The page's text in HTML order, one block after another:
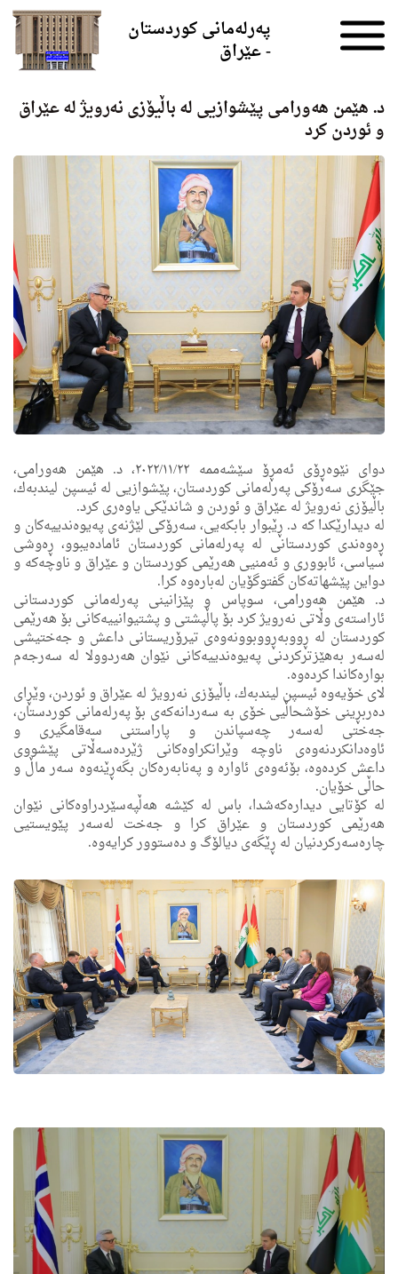
پەرلەمانی کوردستان
- عێراق
د. هێمن هه‌ورامی پێشوازیی له‌ باڵیۆزی نه‌رویژ له‌ عێراق
و ئوردن كرد
دوای نێوه‌ڕۆی ئه‌مڕۆ سێشه‌ممه‌ ٢٠٢٢/١١/٢٢، د. هێمن هه‌ورامی،
جێگری سه‌رۆكی په‌رله‌مانی كوردستان، پێشوازیی له‌ ئیسپن لیندبه‌ك،
باڵیۆزی نه‌رویژ له‌ عێراق و ئوردن و شاندێكی یاوه‌رى كرد.
له‌ دیدارێكدا كه‌ د. ڕێبوار بابكه‌یی، سه‌رۆكی لێژنه‌ی په‌یوه‌ندییه‌كان و
ڕه‌وه‌ندی كوردستانی له‌ په‌رله‌مانی كوردستان ئاماده‌یبوو، ڕه‌وشی
سیاسی، ئابووری و ئه‌منیی هه‌رێمى كوردستان و عێراق و ناوچه‌كه‌ و
دواین پێشهاته‌كان گفتوگۆیان له‌باره‌وه‌ كرا.
د. هێمن هه‌ورامی، سوپاس و پێزانینی په‌رله‌مانی كوردستانى
ئاراسته‌ی وڵاتی نه‌رویژ كرد بۆ پاڵپشتی و پشتیوانییه‌كانی بۆ هه‌رێمی
كوردستان له‌ ڕووبه‌ڕووبوونه‌وه‌ی تیرۆریستانی داعش و جه‌ختیشی
له‌سه‌ر به‌هێزتركردنی په‌یوه‌ندییه‌كانی نێوان هه‌ردوولا له‌ سه‌رجه‌م
بواره‌كاندا كرده‌وه‌.
لای خۆیه‌وه‌ ئیسپن لیندبه‌ك، باڵیۆزی نه‌رویژ له‌ عێراق و ئوردن، وێڕای
ده‌ربڕینی خۆشحاڵیی خۆى به‌ سه‌ردانه‌كه‌ی بۆ په‌رله‌مانی كوردستان،
جه‌ختی له‌سه‌ر چه‌سپاندن و پاراستنی سه‌قامگیری و
ئاوه‌دانكردنه‌وه‌ی ناوچه‌ وێرانكراوه‌كانی ژێرده‌سه‌ڵاتی پێشووی
داعش كرده‌وه‌، بۆئه‌وه‌ی ئاواره‌ و په‌نابه‌ره‌كان بگه‌ڕێنه‌وه‌ سه‌ر ماڵ و
حاڵی خۆیان.
له‌ كۆتایى دیداره‌كه‌شدا، باس له‌ كێشه‌ هه‌ڵپه‌سێردراوه‌كانی نێوان
هه‌رێمی كوردستان و عێراق كرا و جه‌خت له‌سه‌ر پێویستیی
چاره‌سه‌ركردنیان له‌ ڕێگه‌ی دیالۆگ و ده‌ستوور كرایه‌وه‌.